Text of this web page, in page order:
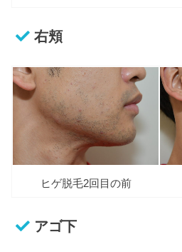
右頬
ヒゲ脱毛2回目の前
アゴ下